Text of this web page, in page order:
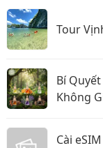
Tour
Bí
Không
Cài